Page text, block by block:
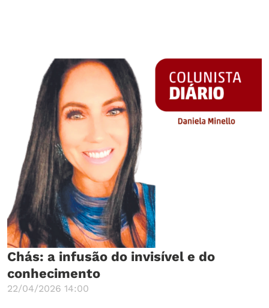
Chás: a infusão do invisível e do
conhecimento
22/04/2026 14:00